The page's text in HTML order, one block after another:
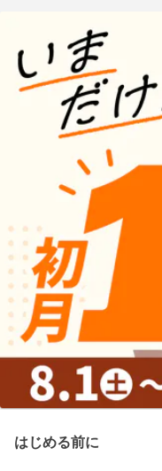
はじめる前に